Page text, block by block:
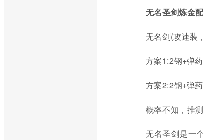
无名圣剑炼金
无名剑(攻速装
方案1:2钢+弹
方案2:2钢+弹
概率不知，推
无名圣剑是一